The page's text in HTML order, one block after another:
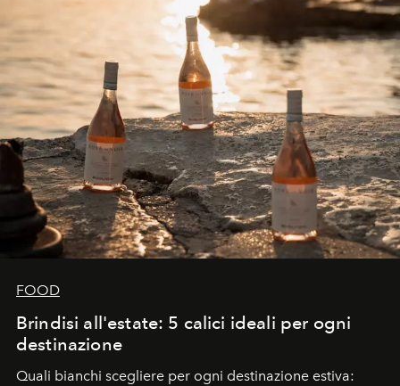
FOOD
Brindisi all'estate: 5 calici ideali per ogni
destinazione
Quali bianchi scegliere per ogni destinazione estiva: